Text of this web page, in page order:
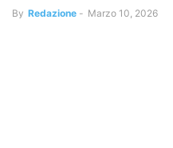
By Redazione - Marzo 10, 2026